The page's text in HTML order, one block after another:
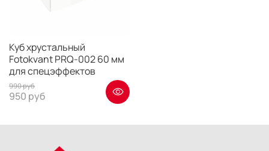
Куб хрустальный
Fotokvant PRQ-002 60 мм
для спецэффектов
990 руб
950 руб